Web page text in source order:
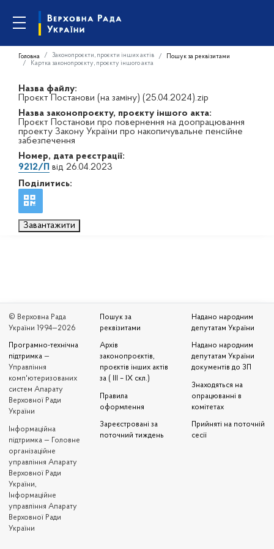
Головна Законопроєкти, проєкти інших актів
Пошук за реквізитами
Картка законопроєкту, проєкту іншого акта
Назва файлу:
Проєкт Постанови (на заміну) (25.04.2024).zip
Назва законопроєкту, проєкту іншого акта:
Проєкт Постанови про повернення на доопрацювання
проекту Закону України про накопичувальне пенсійне
забезпечення
Номер, дата реєстрації:
9212/П від 26.04.2023
Поділитись:
Завантажити
© Верховна Рада
України 1994—2026
Програмно-технічна
підтримка —
Управління
комп'ютеризованих
систем Апарату
Верховної Ради
України
Iнформаційна
підтримка — Головне
організаційне
управління Апарату
Верховної Ради
України,
Інформаційне
управління Апарату
Верховної Ради
України
Пошук за
реквізитами
Архів
законопроєктів,
проєктів інших актів
за ( III – IX скл.)
Правила
оформлення
Зареєстровані за
поточний тиждень
Надано народним
депутатам України
Надано народним
депутатам України
документів до ЗП
Знаходяться на
опрацюванні в
комітетах
Прийняті на поточній
сесії